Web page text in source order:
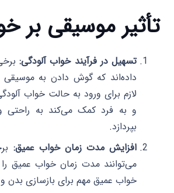
تأثیر موسیقی بر
تسهیل در فرآیند خواب آلودگی:
داده‌اند که گوش دادن به موسیقی
لازم برای ورود به حالت خواب
و به فرد کمک می‌کند به راحتی
بپردازد.
افزایش مدت زمان خواب عمیق:
می‌توانند مدت زمان خواب عمیق
خواب عمیق مهم برای بازسازی